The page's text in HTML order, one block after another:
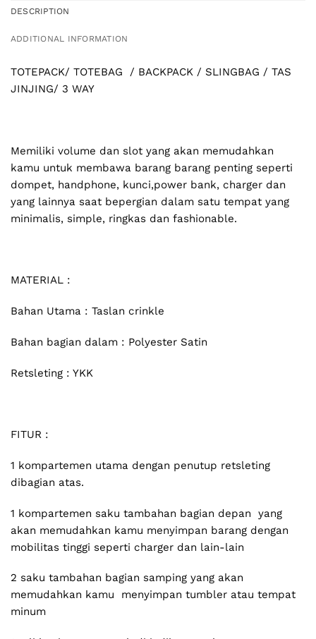
DESCRIPTION
ADDITIONAL INFORMATION
TOTEPACK/ TOTEBAG / BACKPACK / SLINGBAG / TAS
JINJING/ 3 WAY
Memiliki volume dan slot yang akan memudahkan
kamu untuk membawa barang barang penting seperti
dompet, handphone, kunci,power bank, charger dan
yang lainnya saat bepergian dalam satu tempat yang
minimalis, simple, ringkas dan fashionable.
MATERIAL :
Bahan Utama : Taslan crinkle
Bahan bagian dalam : Polyester Satin
Retsleting : YKK
FITUR :
1 kompartemen utama dengan penutup retsleting
dibagian atas.
1 kompartemen saku tambahan bagian depan yang
akan memudahkan kamu menyimpan barang dengan
mobilitas tinggi seperti charger dan lain-lain
2 saku tambahan bagian samping yang akan
memudahkan kamu menyimpan tumbler atau tempat
minum